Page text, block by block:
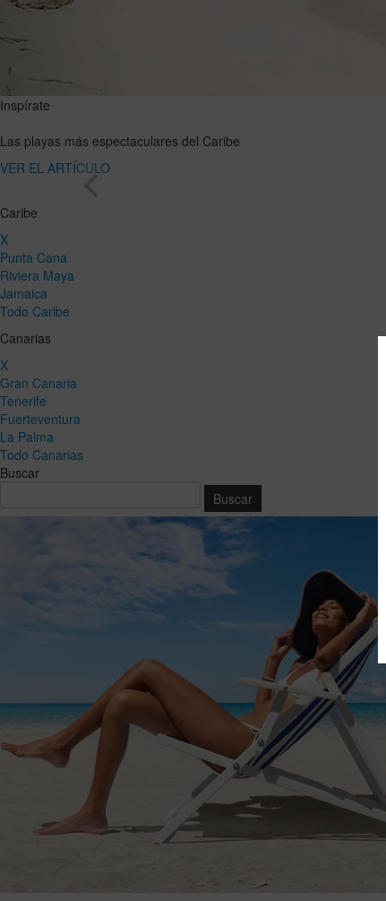
Inspírate
Las playas más espectaculares del Caribe
VER EL ARTÍCULO
Caribe
X
Punta Cana
Riviera Maya
Jamaica
Todo Caribe
Canarias
X
Gran Canaria
Tenerife
Fuerteventura
La Palma
Todo Canarias
Buscar